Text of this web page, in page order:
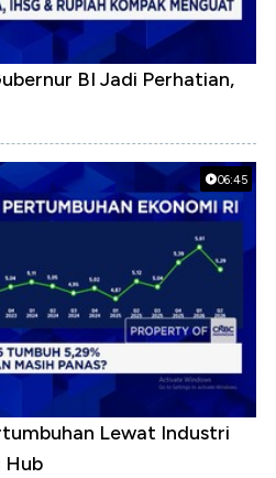
BI Jadi Perhatian,
06:45
Lewat Industri
Hub